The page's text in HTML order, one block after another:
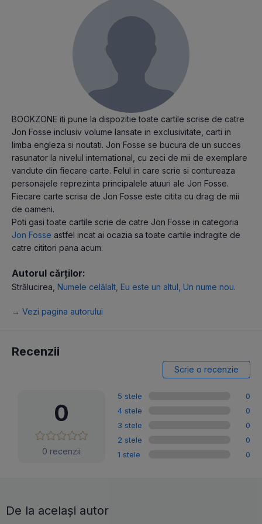
BOOKZONE iti pune la dispozitie toate cartile scrise de catre
Jon Fosse inclusiv volume lansate in exclusivitate, carti in
limba engleza si noutati. Jon Fosse se bucura de un succes
rasunator la nivelul international, cu zeci de mii de exemplare
vandute din fiecare carte. Felul in care scrie si contureaza
personajele reprezinta principalele atuuri ale Jon Fosse.
Fiecare carte scrisa de Jon Fosse este citita cu drag de mii
de oameni.
Poti gasi toate cartile scrie de catre Jon Fosse in categoria
Jon Fosse astfel incat ai ocazia sa toate cartile indragite de
catre cititori pana acum.
Autorul cărților:
Strălucirea Numele celălalt Eu este un altul Un nume nou.
→ Vezi pagina autorului
Recenzii
Scrie o recenzie
0
0 recenzii
5 stele
0
4 stele
0
3 stele
0
2 stele
0
1 stele
0
De la același autor